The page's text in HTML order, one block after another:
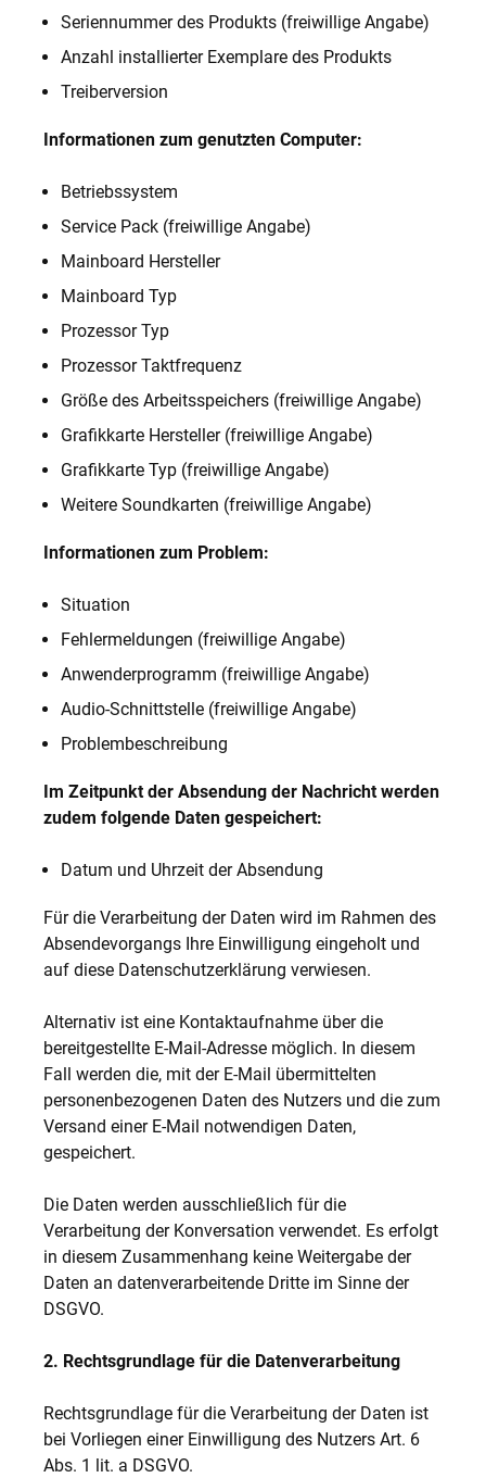
Seriennummer des Produkts (freiwillige Angabe)
Anzahl installierter Exemplare des Produkts
Treiberversion
Informationen zum genutzten Computer:
Betriebssystem
Service Pack (freiwillige Angabe)
Mainboard Hersteller
Mainboard Typ
Prozessor Typ
Prozessor Taktfrequenz
Größe des Arbeitsspeichers (freiwillige Angabe)
Grafikkarte Hersteller (freiwillige Angabe)
Grafikkarte Typ (freiwillige Angabe)
Weitere Soundkarten (freiwillige Angabe)
Informationen zum Problem:
Situation
Fehlermeldungen (freiwillige Angabe)
Anwenderprogramm (freiwillige Angabe)
Audio-Schnittstelle (freiwillige Angabe)
Problembeschreibung
Im Zeitpunkt der Absendung der Nachricht werden
zudem folgende Daten gespeichert:
Datum und Uhrzeit der Absendung
Für die Verarbeitung der Daten wird im Rahmen des
Absendevorgangs Ihre Einwilligung eingeholt und
auf diese Datenschutzerklärung verwiesen.
Alternativ ist eine Kontaktaufnahme über die
bereitgestellte E-Mail-Adresse möglich. In diesem
Fall werden die, mit der E-Mail übermittelten
personenbezogenen Daten des Nutzers und die zum
Versand einer E-Mail notwendigen Daten,
gespeichert.
Die Daten werden ausschließlich für die
Verarbeitung der Konversation verwendet. Es erfolgt
in diesem Zusammenhang keine Weitergabe der
Daten an datenverarbeitende Dritte im Sinne der
DSGVO.
2. Rechtsgrundlage für die Datenverarbeitung
Rechtsgrundlage für die Verarbeitung der Daten ist
bei Vorliegen einer Einwilligung des Nutzers Art. 6
Abs. 1 lit. a DSGVO.